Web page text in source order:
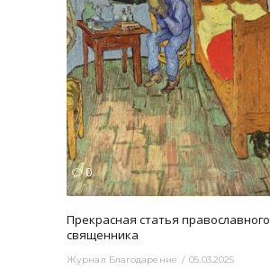
0
Прекрасная статья православного
священника
Журнал Благодарение 05.03.2025